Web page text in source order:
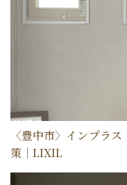
〈豊中市〉インプラ
策｜LIXIL